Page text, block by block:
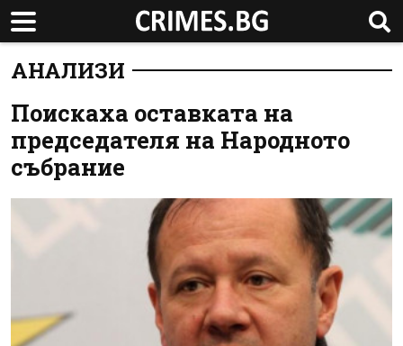
АНАЛИЗИ
Поискаха оставката на
председателя на Народното
събрание